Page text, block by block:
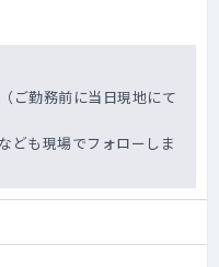
ご勤務前に当日現地にて
ども現場でフォローしま